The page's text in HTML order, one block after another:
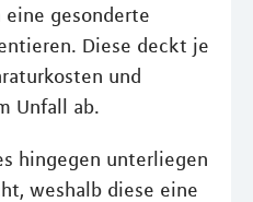
eine gesonderte
Diese deckt je
und
Unfall ab.
hingegen unterliegen
weshalb diese eine